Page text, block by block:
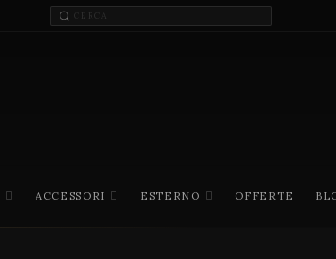
ACCESSORI ESTERNO OFFERTE